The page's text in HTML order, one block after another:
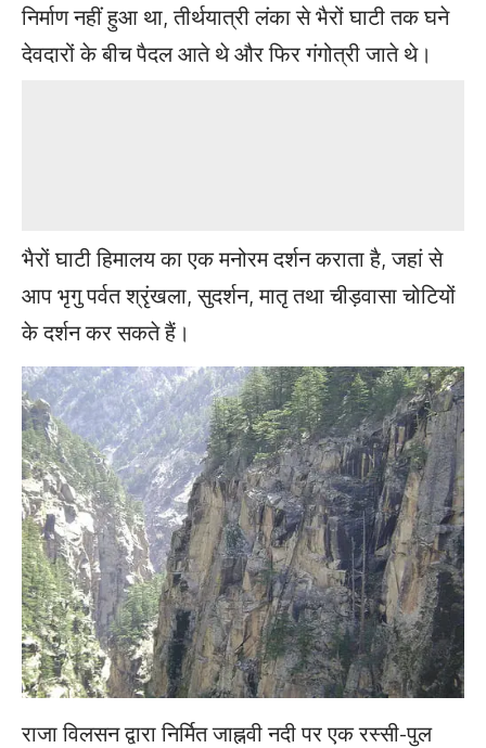
निर्माण नहीं हुआ था, तीर्थयात्री लंका से भैरों घाटी तक घने
देवदारों के बीच पैदल आते थे और फिर गंगोत्री जाते थे।
भैरों घाटी हिमालय का एक मनोरम दर्शन कराता है, जहां से
आप भृगु पर्वत श्रृंखला, सुदर्शन, मातृ तथा चीड़वासा चोटियों
के दर्शन कर सकते हैं।
राजा विलसन द्वारा निर्मित जाह्नवी नदी पर एक रस्सी-पुल